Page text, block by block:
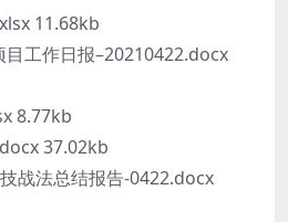
11.68kb
工作日报–20210422.docx
8.77kb
37.02kb
战法总结报告-0422.docx